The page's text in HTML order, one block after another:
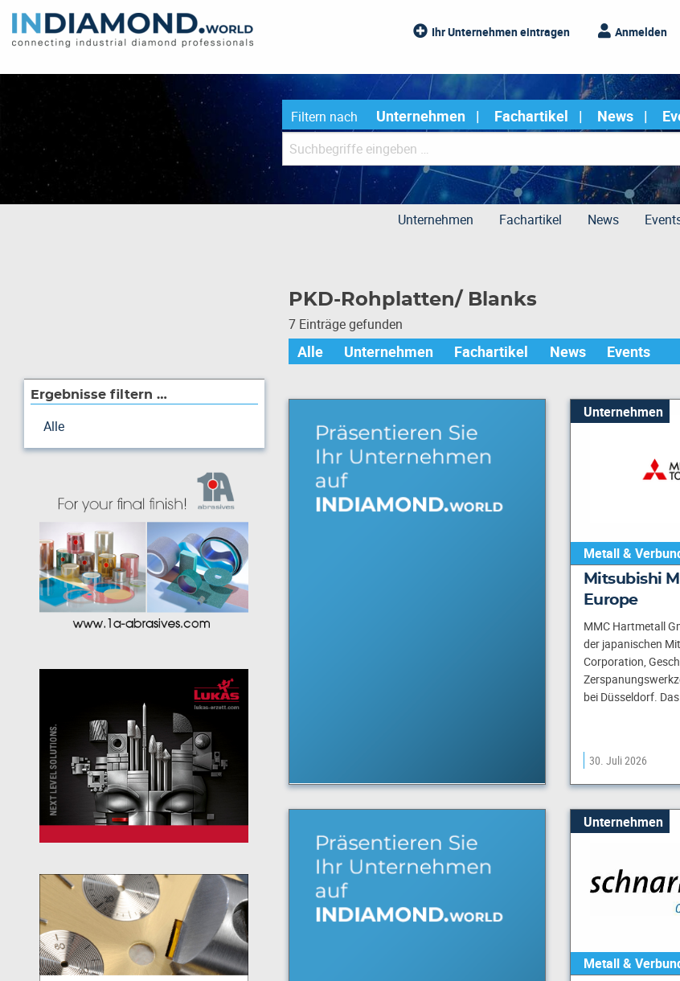
Ihr Unternehmen eintragen Anmelden
Filtern nach Unternehmen Fachartikel News
Unternehmen Fachartikel News
PKD-Rohplatten/ Blanks
7 Einträge gefunden
Alle Unternehmen Fachartikel News Events
Ergebnisse filtern …
Alle
Unternehmen
Metall &
Mitsubishi
Europe
MMC Hartmetall
der japanischen
Corporation,
bei Düsseldorf.
30. Juli 2026
Unternehmen
Metall &